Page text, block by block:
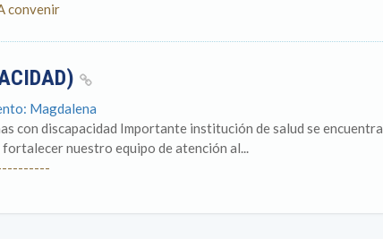
convenir
Magdalena
con discapacidad Importante institución de salud se encuentra
nuestro equipo de atención al...